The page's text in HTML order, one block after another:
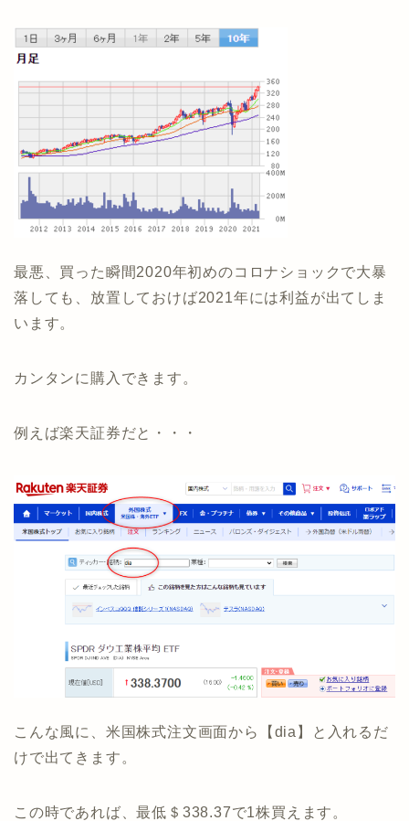
最悪、買った瞬間2020年初めのコロナショックで大暴
落しても、放置しておけば2021年には利益が出てしま
います。
カンタンに購入できます。
例えば楽天証券だと・・・
こんな風に、米国株式注文画面から【dia】と入れるだ
けで出てきます。
この時であれば、最低＄338.37で1株買えます。